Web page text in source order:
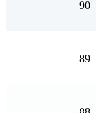
90
89